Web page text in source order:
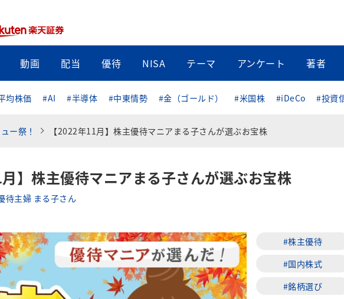
動画 配当 優待 NISA テーマ アンケート 著者
均株価 #AI #半導体 #中東情勢 #金（ゴールド） #米国株 #iDeCo #投資
ー祭！ 【2022年11月】株主優待マニアまる子さんが選ぶお宝株
月】株主優待マニアまる子さんが選ぶお宝株
待主婦 まる子さん
#株主優待
#国内株式
#銘柄選び